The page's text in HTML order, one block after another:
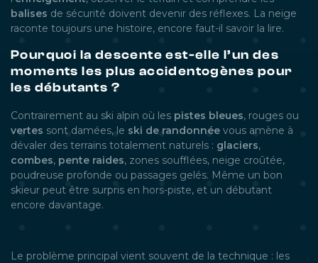
balises de sécurité doivent devenir des réflexes. La neige
raconte toujours une histoire, encore faut-il savoir la lire.
Pourquoi la descente est-elle l’un des
moments les plus accidentogènes pour
les débutants ?
Contrairement au ski alpin où les pistes bleues, rouges ou
vertes sont damées, le ski de randonnée vous amène à
dévaler des terrains totalement naturels : glaciers,
combes, pente raides, zones soufflées, neige croûtée,
poudreuse profonde ou passages gelés. Même un bon
skieur peut être surpris en hors-piste, et un débutant
encore davantage.
Le problème principal vient souvent de la technique : les